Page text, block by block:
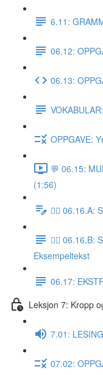
6.11:
06.12:
06.13:
OPPGAVE:
💬 06.15:
(1:56)
✍🏼 06.16.A:
✍🏼 06.16.B:
Eksempeltekst
06.17:
Leksjon 7: Kropp
7.01:
07.02: